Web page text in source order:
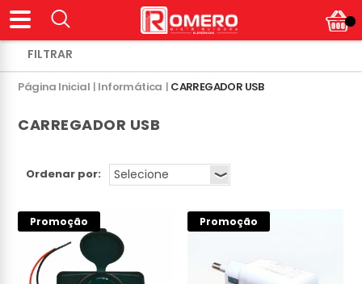
Página Inicial | Informática | CARREGADOR USB
CARREGADOR USB
Ordenar por:
Promoção Promoção